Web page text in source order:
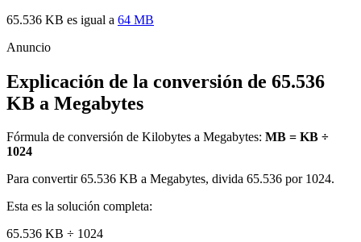
65.536 KB es igual a 64 MB
Explicación de la conversión de 65.536
KB a Megabytes
Fórmula de conversión de Kilobytes a Megabytes: MB = KB ÷
1024
Para convertir 65.536 KB a Megabytes, divida 65.536 por 1024.
Esta es la solución completa:
65.536 KB ÷ 1024